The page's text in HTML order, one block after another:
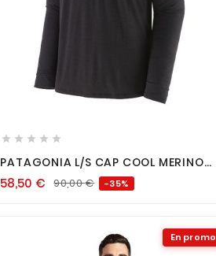
 
    
PATAGONIA L/S CAP COOL MERINO
BLEND GRAPHIC SHIRT BLACK
58,50€ 90,00€ -35%
En promo